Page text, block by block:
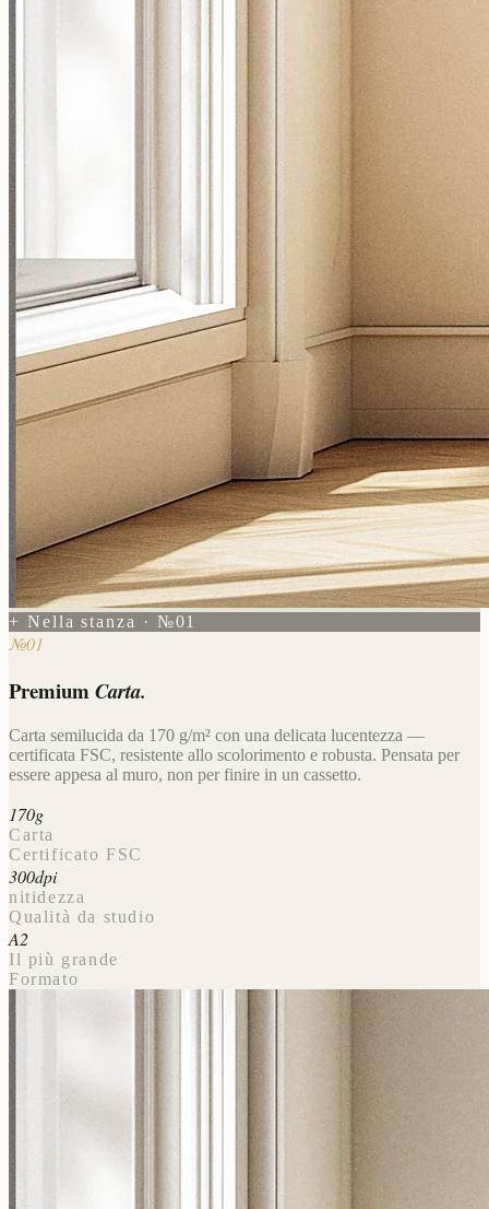
+ Nella stanza · №01
№01
Premium Carta.
Carta semilucida da 170 g/m² con una delicata lucentezza —
certificata FSC, resistente allo scolorimento e robusta. Pensata per
essere appesa al muro, non per finire in un cassetto.
170g
Carta
Certificato FSC
300dpi
nitidezza
Qualità da studio
A2
Il più grande
Formato